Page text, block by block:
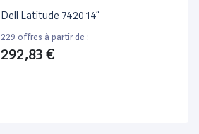
Dell Latitude 7420 14”
229 offres à partir de :
292,83 €